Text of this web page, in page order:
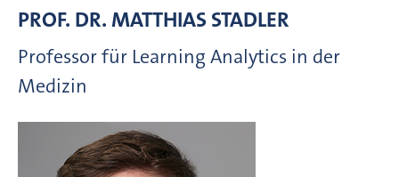
PROF. DR.MATTHIASSTADLER
Professor für Learning Analytics in der
Medizin